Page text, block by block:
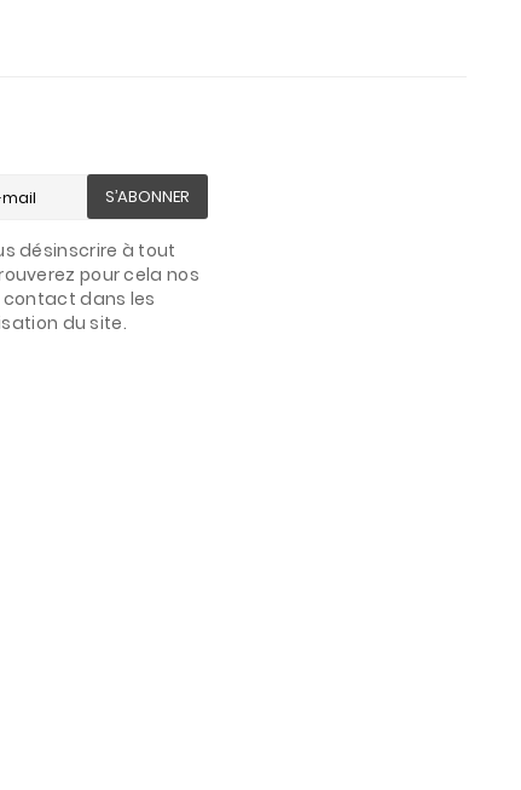
S’ABONNER
désinscrire à tout
pour cela nos
dans les
du site.